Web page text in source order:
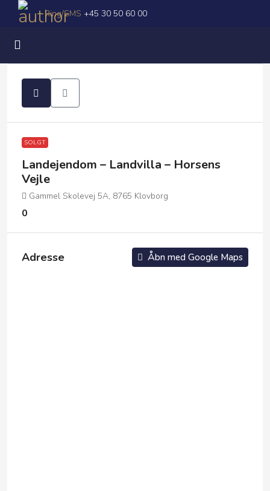
Ring/SMS +45 30 50 60 00
SOLGT
Landejendom – Landvilla – Horsens
Vejle
Gammel Skolevej 5A, 8765 Klovborg
0
Adresse Åbn med Google Maps